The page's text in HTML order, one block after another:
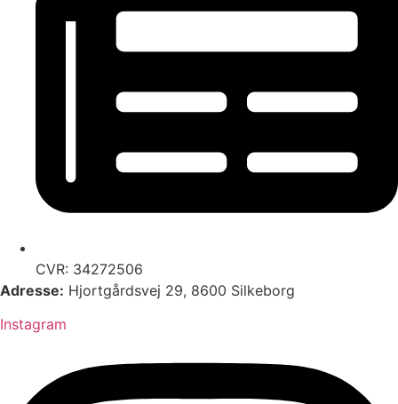
CVR: 34272506
Adresse: Hjortgårdsvej 29, 8600 Silkeborg
Instagram